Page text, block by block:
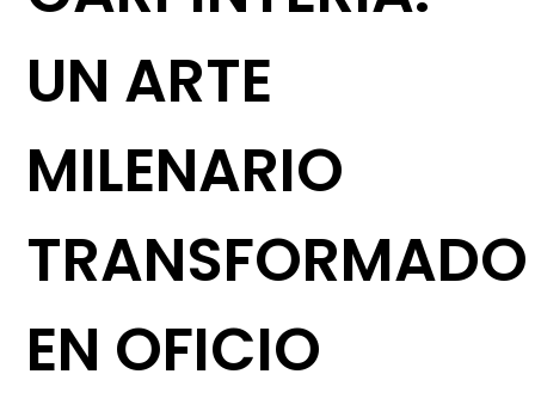
UN ARTE
MILENARIO
TRANSFORMADO
EN OFICIO